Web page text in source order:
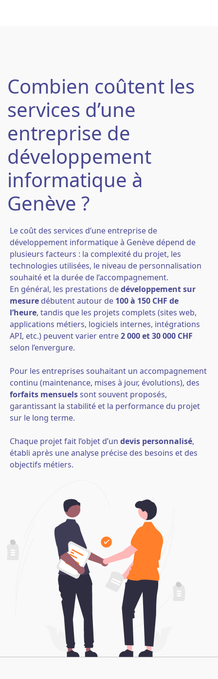
Combien coûtent les
services d’une
entreprise de
développement
informatique à
Genève ?
Le coût des services d’une entreprise de
développement informatique à Genève dépend de
plusieurs facteurs : la complexité du projet, les
technologies utilisées, le niveau de personnalisation
souhaité et la durée de l’accompagnement.
En général, les prestations dedéveloppement sur
mesure débutent autour de 100 à 150 CHF de
l’heure, tandis que les projets complets (sites web,
applications métiers, logiciels internes, intégrations
API, etc.) peuvent varier entre2 000 et 30 000 CHF
selon l’envergure.
Pour les entreprises souhaitant un accompagnement
continu (maintenance, mises à jour, évolutions), des
forfaits mensuelssont souvent proposés,
garantissant la stabilité et la performance du projet
sur le long terme.
Chaque projet fait l’objet d’un devis personnalisé,
établi après une analyse précise des besoins et des
objectifs métiers.